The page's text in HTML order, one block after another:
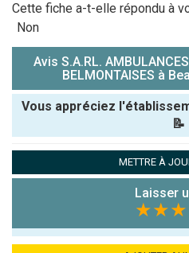
Cette fiche a-t-elle répondu à
Non
Avis S.A.RL. AMBULANCES
BELMONTAISES à
Vous appréciez
📝
Note que vous souhaitez
Antispam -
METTRE À
Laisser